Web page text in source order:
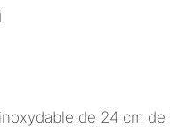
de 24 cm